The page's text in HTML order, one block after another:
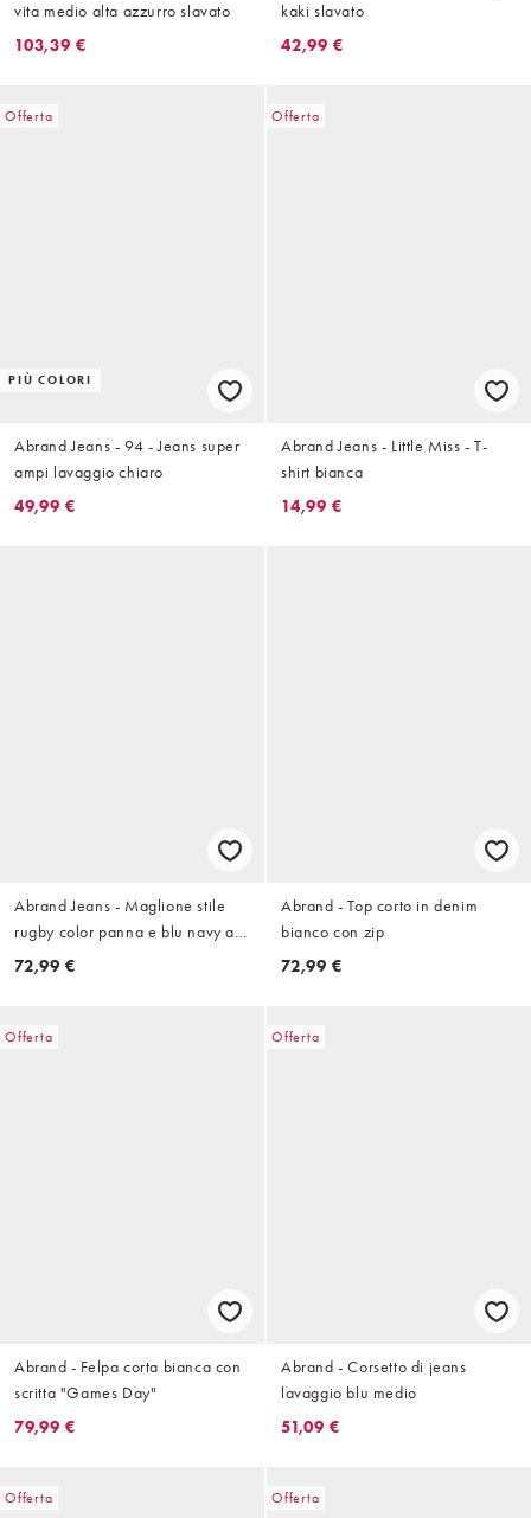
vita medio alta azzurro slavato
103,39 €
kaki slavato
42,99 €
Offerta
PIÙ COLORI
Abrand Jeans - 94 - Jeans super
ampi lavaggio chiaro
49,99 €
Offerta
Abrand Jeans - Little Miss - T-
shirt bianca
14,99 €
Abrand Jeans - Maglione stile
rugby color panna e blu navy a
righe con numero 99
72,99 €
Abrand - Top corto in denim
bianco con zip
72,99 €
Offerta
Abrand - Felpa corta bianca con
scritta "Games Day"
79,99 €
Offerta
Abrand - Corsetto di jeans
lavaggio blu medio
51,09 €
Offerta Offerta